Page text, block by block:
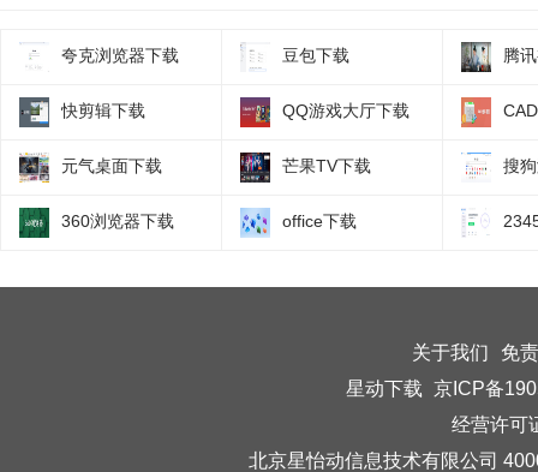
夸克浏览器下载 豆包下载 腾
快剪辑下载 QQ游戏大厅下载
元气桌面下载 芒果TV下载 搜
360浏览器下载 office下载
关于我们
免
星动下载 京ICP备
经营许可
北京星怡动信息技术有限公司